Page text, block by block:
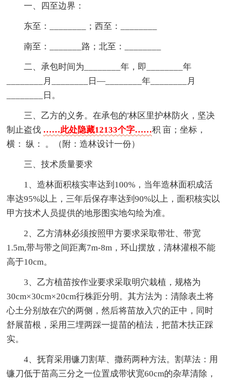
一、四至边界：
东至：________；西至：________
南至：_______路；北至：________
二、承包时间为________年，即________年
________月________日—________年________月
________日。
三、乙方的义务。在承包的'林区里护林防火，坚决
制止盗伐 ……此处隐藏12133个字……积 亩；坐标，
横： 纵： 。（附：造林设计一份）
三、技术质量要求
1、造林面积核实率达到100%，当年造林面积成活
率达95%以上，三年后保存率达到90%以上，面积核实以
甲方技术人员提供的地形图实地勾绘为准。
2、乙方清林必须按照甲方要求采取带壮、带宽
1.5m,带与带之间距离7m-8m，环山摆放，清林灌根不能
高于10cm。
3、乙方植苗按作业要求采取明穴栽植，规格为
30cm×30cm×20cm行株距分明。其方法为：清除表土将
心土分别放在穴的两侧，然后将苗放入穴的正中，同时
舒展苗根，采用三埋两踩一提苗的植法，把苗木扶正踩
实。
4、抚育采用镰刀割草、撒药两种方法。割草法：用
镰刀低于苗高三分之一位置成带状宽60cm的杂草清除，